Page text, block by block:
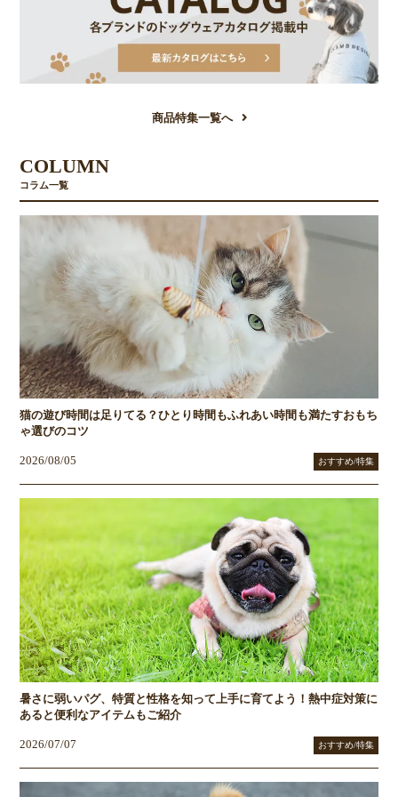
商品特集一覧へ
COLUMN
コラム一覧
猫の遊び時間は足りてる？ひとり時間もふれあい時間も満たすおもち
ゃ選びのコツ
2026/08/05 おすすめ/特集
暑さに弱いパグ、特質と性格を知って上手に育てよう！熱中症対策に
あると便利なアイテムもご紹介
2026/07/07 おすすめ/特集